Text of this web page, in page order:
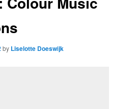
by Liselotte Doeswijk